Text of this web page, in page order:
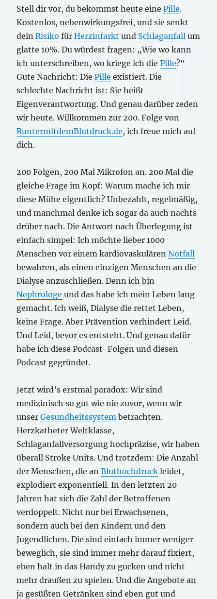
Stell dir vor, du bekommst heute einePille.
Kostenlos, nebenwirkungsfrei, und sie senkt
deinRisiko fürHerzinfarkt und Schlaganfall um
glatte 10%. Du würdest fragen: „Wie wo kann
ich unterschreiben, wo kriege ich diePille?“
Gute Nachricht: DiePille existiert. Die
schlechte Nachricht ist: Sie heißt
Eigenverantwortung. Und genau darüber reden
wir heute. Willkommen zur 200. Folge von
RuntermitdemBlutdruck.de, ich freue mich auf
dich.
200 Folgen, 200 Mal Mikrofon an. 200 Mal die
gleiche Frage im Kopf: Warum mache ich mir
diese Mühe eigentlich? Unbezahlt, regelmäßig,
und manchmal denke ich sogar da auch nachts
drüber nach. Die Antwort nach Überlegung ist
einfach simpel: Ich möchte lieber 1000
Menschen vor einem kardiovaskulärenNotfall
bewahren, als einen einzigen Menschen an die
Dialyse anzuschließen. Denn ich bin
Nephrologe und das habe ich mein Leben lang
gemacht. Ich weiß, Dialyse die rettet Leben,
keine Frage. Aber Prävention verhindert Leid.
Und Leid, bevor es entsteht. Und genau dafür
habe ich diese Podcast-Folgen und diesen
Podcast gegründet.
Jetzt wird’s erstmal paradox: Wir sind
medizinisch so gut wie nie zuvor, wenn wir
unserGesundheitssystem betrachten.
Herzkatheter Weltklasse,
Schlaganfallversorgung hochpräzise, wir haben
überall Stroke Units. Und trotzdem: Die Anzahl
der Menschen, die anBluthochdruck leidet,
explodiert exponentiell. In den letzten 20
Jahren hat sich die Zahl der Betroffenen
verdoppelt. Nicht nur bei Erwachsenen,
sondern auch bei den Kindern und den
Jugendlichen. Die sind einfach immer weniger
beweglich, sie sind immer mehr darauf fixiert,
eben halt in das Handy zu gucken und nicht
mehr draußen zu spielen. Und die Angebote an
ja gesüßten Getränken sind eben gut und